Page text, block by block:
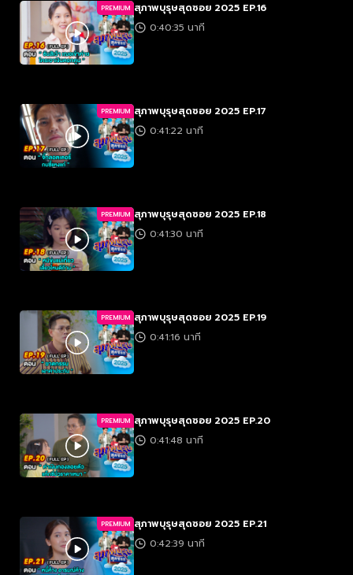
PREMIUM สุภาพบุรุษสุดซอย 2025 EP.16
0:40:35 นาที
PREMIUM สุภาพบุรุษสุดซอย 2025 EP.17
0:41:22 นาที
PREMIUM สุภาพบุรุษสุดซอย 2025 EP.18
0:41:30 นาที
PREMIUM สุภาพบุรุษสุดซอย 2025 EP.19
0:41:16 นาที
PREMIUM สุภาพบุรุษสุดซอย 2025 EP.20
0:41:48 นาที
PREMIUM สุภาพบุรุษสุดซอย 2025 EP.21
0:42:39 นาที